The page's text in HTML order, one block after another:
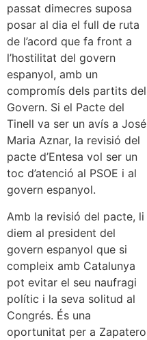
passat dimecres suposa
posar al dia el full de ruta
de l’acord que fa front a
l’hostilitat del govern
espanyol, amb un
compromís dels partits del
Govern. Si el Pacte del
Tinell va ser un avís a José
Maria Aznar, la revisió del
pacte d’Entesa vol ser un
toc d’atenció al PSOE i al
govern espanyol.
Amb la revisió del pacte, li
diem al president del
govern espanyol que si
compleix amb Catalunya
pot evitar el seu naufragi
polític i la seva solitud al
Congrés. És una
oportunitat per a Zapatero